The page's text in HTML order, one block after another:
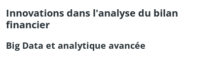
Innovations dans l'analyse du bilan
financier
Big Data et analytique avancée